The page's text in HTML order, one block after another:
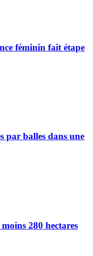
féminin fait étape
par balles dans une
280 hectares